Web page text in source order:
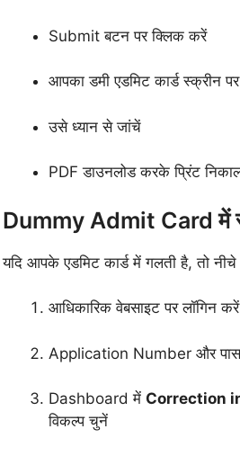
Submit बटन पर क्लिक करें
आपका डमी एडमिट कार्ड स्क्रीन
उसे ध्यान से जांचें
PDF डाउनलोड करके प्रिंट
Dummy Admit Card में
यदि आपके एडमिट कार्ड में गलती है, तो नीचे
आधिकारिक वेबसाइट पर लॉगिन करें
Application Number और
Dashboard में Correction
विकल्प चुनें